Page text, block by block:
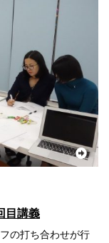
目講義
の打ち合わせが行